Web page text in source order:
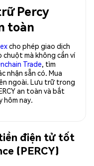
Percy
toàn
cho phép giao dịch
chuột mà không cần ví
Trade, tìm
nhận sẵn có. Mua
ngoài. Lưu trữ trong
an toàn và bắt
hôm nay.
tiền điện tử tốt
(PERCY)